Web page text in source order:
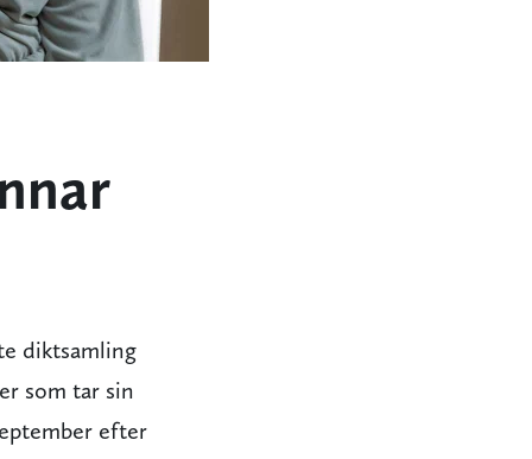
diktsamling
som tar sin
efter